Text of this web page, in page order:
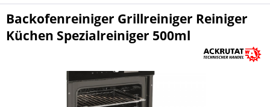
Backofenreiniger Grillreiniger Reiniger
Küchen Spezialreiniger 500ml